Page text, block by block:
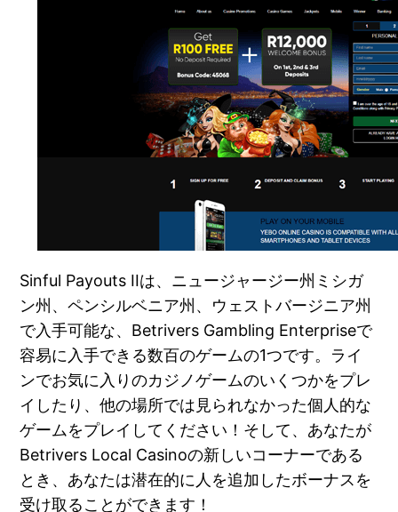
Sinful Payouts IIは、ニュージャージー州ミシガ
ン州、ペンシルベニア州、ウェストバージニア州
で入手可能な、Betrivers Gambling Enterpriseで
容易に入手できる数百のゲームの1つです。ライ
ンでお気に入りのカジノゲームのいくつかをプレ
イしたり、他の場所では見られなかった個人的な
ゲームをプレイしてください！そして、あなたが
Betrivers Local Casinoの新しいコーナーである
とき、あなたは潜在的に人を追加したボーナスを
受け取ることができます！